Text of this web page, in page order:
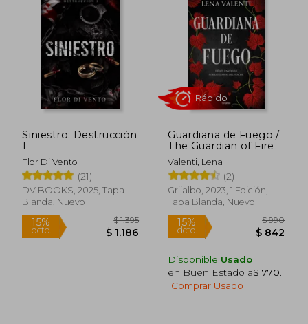
35%
dcto.
35%
dcto.
Siniestro: Destrucción
1
Flor Di Vento
(21)
DV BOOKS, 2025, Tapa
Blanda, Nuevo
Guardiana de Fuego /
The Guardian of Fire
Valenti, Lena
(2)
Grijalbo, 2023, 1 Edición,
Tapa Blanda, Nuevo
Disponible Usado
en Buen Estado a$ 770
Comprar Usado